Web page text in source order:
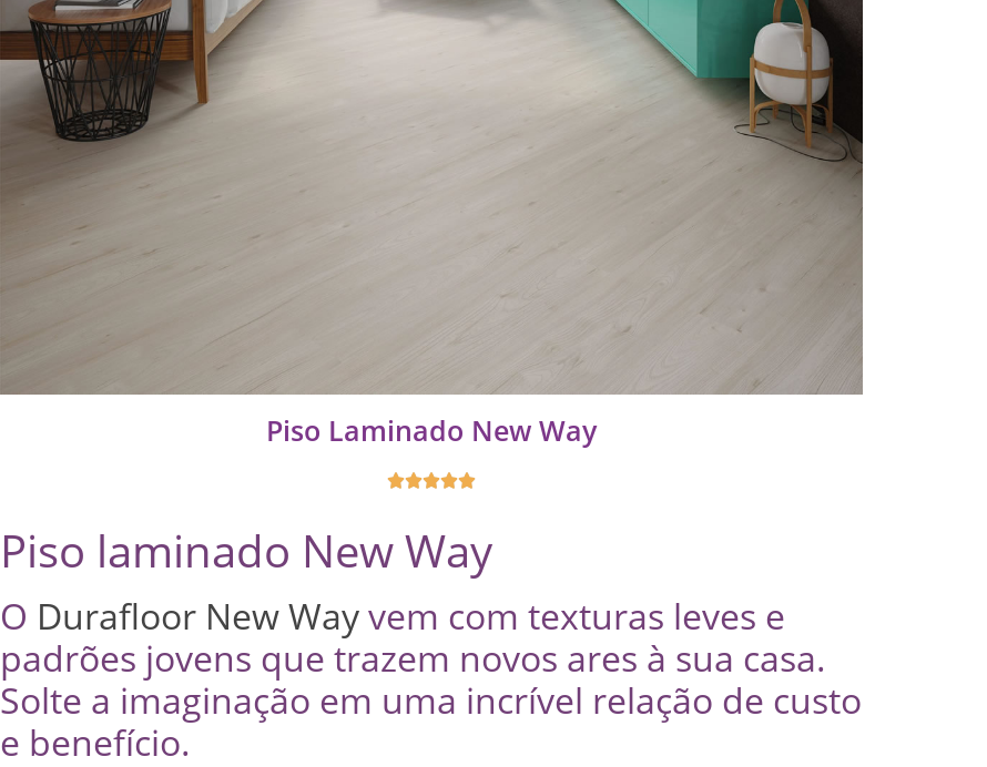
Piso Laminado New Way

Piso laminado New Way
O Durafloor New Wayvem com texturas leves e
padrões jovens que trazem novos ares à sua casa.
Solte a imaginação em uma incrível relação de custo
e benefício.